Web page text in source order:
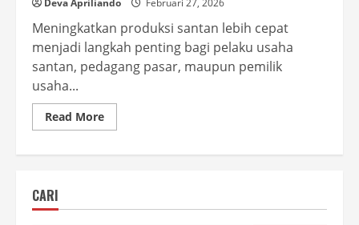
Deva Apriliando Februari 27, 2026
Meningkatkan produksi santan lebih cepat
menjadi langkah penting bagi pelaku usaha
santan, pedagang pasar, maupun pemilik
usaha...
Read MoreRead
more
Efisien
CARI